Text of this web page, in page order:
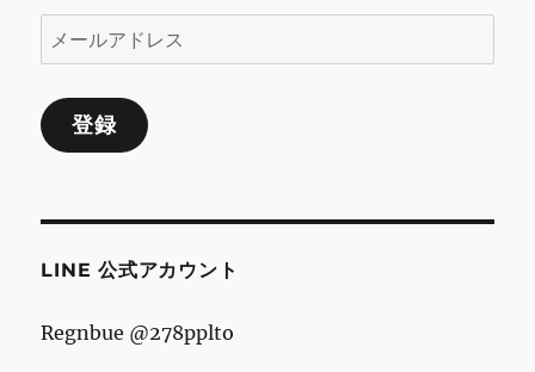
知
せ
ー
ル
ア
ス
登録
LINE 公式アカウント
Regnbue @278pplto